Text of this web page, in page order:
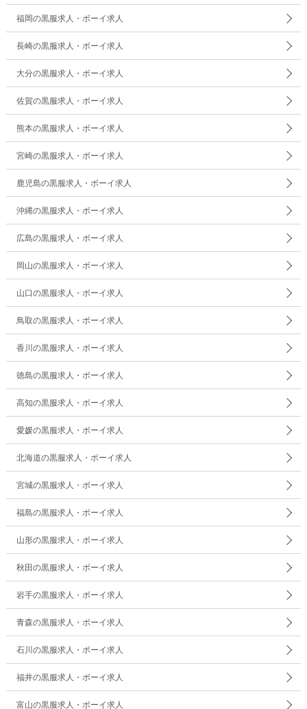
福岡の黒服求人・ボーイ求人
長崎の黒服求人・ボーイ求人
大分の黒服求人・ボーイ求人
佐賀の黒服求人・ボーイ求人
熊本の黒服求人・ボーイ求人
宮崎の黒服求人・ボーイ求人
鹿児島の黒服求人・ボーイ求人
沖縄の黒服求人・ボーイ求人
広島の黒服求人・ボーイ求人
岡山の黒服求人・ボーイ求人
山口の黒服求人・ボーイ求人
鳥取の黒服求人・ボーイ求人
香川の黒服求人・ボーイ求人
徳島の黒服求人・ボーイ求人
高知の黒服求人・ボーイ求人
愛媛の黒服求人・ボーイ求人
北海道の黒服求人・ボーイ求人
宮城の黒服求人・ボーイ求人
福島の黒服求人・ボーイ求人
山形の黒服求人・ボーイ求人
秋田の黒服求人・ボーイ求人
岩手の黒服求人・ボーイ求人
青森の黒服求人・ボーイ求人
石川の黒服求人・ボーイ求人
福井の黒服求人・ボーイ求人
富山の黒服求人・ボーイ求人